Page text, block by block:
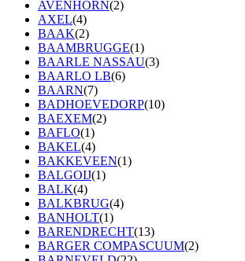
AVENHORN(2)
AXEL(4)
BAAK(2)
BAAMBRUGGE(1)
BAARLE NASSAU(3)
BAARLO LB(6)
BAARN(7)
BADHOEVEDORP(10)
BAEXEM(2)
BAFLO(1)
BAKEL(4)
BAKKEVEEN(1)
BALGOIJ(1)
BALK(4)
BALKBRUG(4)
BANHOLT(1)
BARENDRECHT(13)
BARGER COMPASCUUM(2)